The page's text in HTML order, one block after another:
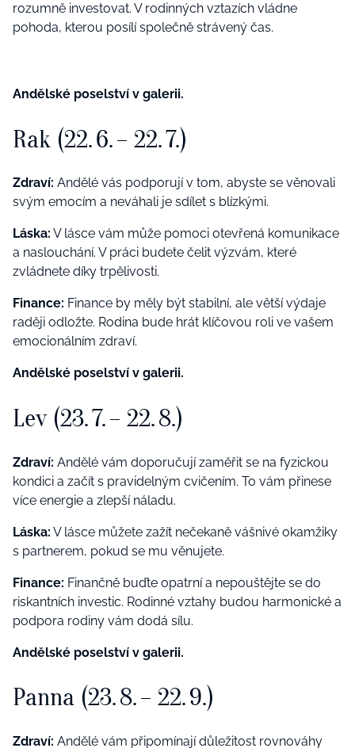
rozumně investovat. V rodinných vztazích vládne
pohoda, kterou posílí společně strávený čas.
Andělské poselství v galerii.
Rak (22. 6. – 22. 7.)
Zdraví: Andělé vás podporují v tom, abyste se věnovali
svým emocím a neváhali je sdílet s blízkými.
Láska: V lásce vám může pomoci otevřená komunikace
a naslouchání. V práci budete čelit výzvám, které
zvládnete díky trpělivosti.
Finance: Finance by měly být stabilní, ale větší výdaje
raději odložte. Rodina bude hrát klíčovou roli ve vašem
emocionálním zdraví.
Andělské poselství v galerii.
Lev (23. 7. – 22. 8.)
Zdraví: Andělé vám doporučují zaměřit se na fyzickou
kondici a začít s pravidelným cvičením. To vám přinese
více energie a zlepší náladu.
Láska: V lásce můžete zažít nečekaně vášnivé okamžiky
s partnerem, pokud se mu věnujete.
Finance: Finančně buďte opatrní a nepouštějte se do
riskantních investic. Rodinné vztahy budou harmonické a
podpora rodiny vám dodá sílu.
Andělské poselství v galerii.
Panna (23. 8. – 22. 9.)
Zdraví: Andělé vám připomínají důležitost rovnováhy